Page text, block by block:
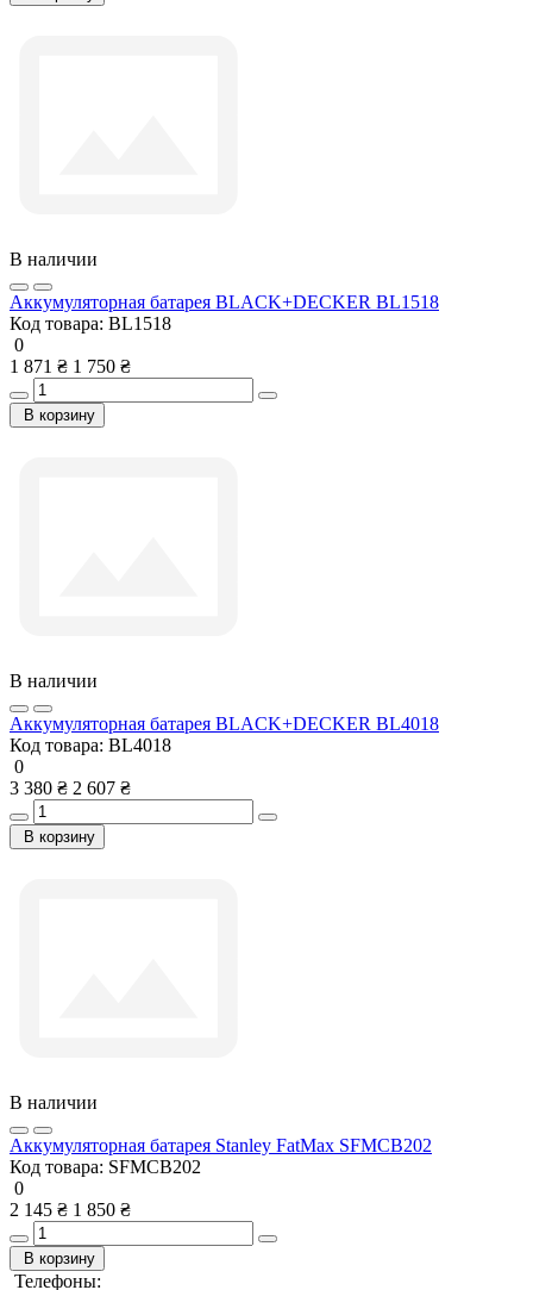
В наличии
Аккумуляторная батарея BLACK+DECKER BL1518
Код товара: BL1518
0
1 871 ₴ 1 750 ₴
В корзину
В наличии
Аккумуляторная батарея BLACK+DECKER BL4018
Код товара: BL4018
0
3 380 ₴ 2 607 ₴
В корзину
В наличии
Аккумуляторная батарея Stanley FatMax SFMCB202
Код товара: SFMCB202
0
2 145 ₴ 1 850 ₴
В корзину
Телефоны: